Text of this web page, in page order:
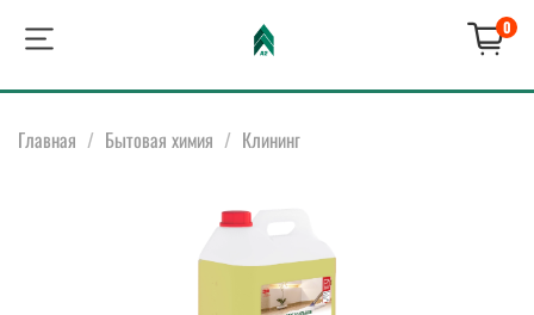
0
Главная Бытовая химия Клининг